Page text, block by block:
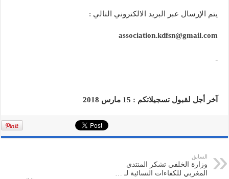
يتم الإرسال عبر البريد الالكتروني التالي :
association.kdfsn@gmail.com
آخر أجل لقبول تسجيلاتكم : 15 مارس 2018
السابق
وزارة الخلفي تشكر المنتدى
المغربي للكفاءات النسائية لـ …